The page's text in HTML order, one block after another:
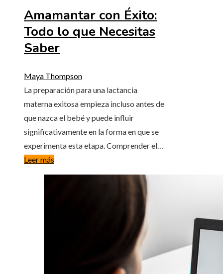
Amamantar con Éxito:
Todo lo que Necesitas
Saber
Maya Thompson
La preparación para una lactancia
materna exitosa empieza incluso antes de
que nazca el bebé y puede influir
significativamente en la forma en que se
experimenta esta etapa. Comprender el…
Leer más